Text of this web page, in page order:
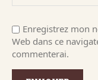
Enregistrez mon
Web dans ce
commenterai.